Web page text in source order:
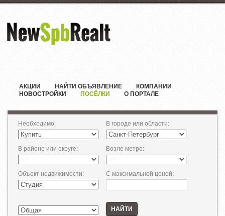
АКЦИИ НАЙТИ ОБЪЯВЛЕНИЕ
КОМПАНИИ
НОВОСТРОЙКИ
ПОСЁЛКИ О ПОРТАЛЕ
Необходимо: В городе или области:
В районе или округе: Возле метро:
Объект недвижимости: С максимальной ценой:
НАЙТИ